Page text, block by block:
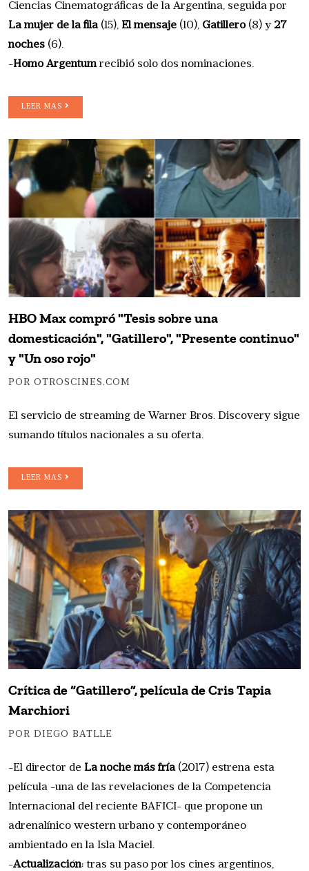
Ciencias Cinematográficas de la Argentina, seguida por
La mujer de la fila (15), El mensaje (10), Gatillero(8) y27
noches (6).
-Homo Argentumrecibió solo dos nominaciones.
LEER MAS
HBO Max compró "Tesis sobre una
domesticación", "Gatillero", "Presente continuo"
y "Un oso rojo"
POR OTROSCINES.COM
El servicio de streaming de Warner Bros. Discovery sigue
sumando títulos nacionales a su oferta.
LEER MAS
Crítica de “Gatillero”, película de Cris Tapia
Marchiori
POR DIEGO BATLLE
-El director de La noche más fría(2017) estrena esta
película -una de las revelaciones de la Competencia
Internacional del reciente BAFICI- que propone un
adrenalínico western urbano y contemporáneo
ambientado en la Isla Maciel.
-Actualización: tras su paso por los cines argentinos,